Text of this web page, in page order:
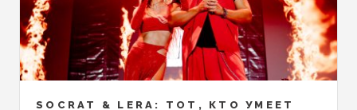
SOCRAT & LERA: ТОТ, КТО УМЕЕТ